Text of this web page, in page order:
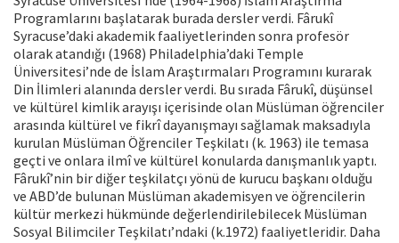
Programlarını başlatarak burada dersler verdi. Fârukî
Syracuse’daki akademik faaliyetlerinden sonra profesör
olarak atandığı (1968) Philadelphia’daki Temple
Üniversitesi’nde de İslam Araştırmaları Programını kurarak
Din İlimleri alanında dersler verdi. Bu sırada Fârukî, düşünsel
ve kültürel kimlik arayışı içerisinde olan Müslüman öğrenciler
arasında kültürel ve fikrî dayanışmayı sağlamak maksadıyla
kurulan Müslüman Öğrenciler Teşkilatı (k. 1963) ile temasa
geçti ve onlara ilmî ve kültürel konularda danışmanlık yaptı.
Fârukî’nin bir diğer teşkilatçı yönü de kurucu başkanı olduğu
ve ABD’de bulunan Müslüman akademisyen ve öğrencilerin
kültür merkezi hükmünde değerlendirilebilecek Müslüman
Sosyal Bilimciler Teşkilatı’ndaki (k.1972) faaliyetleridir. Daha